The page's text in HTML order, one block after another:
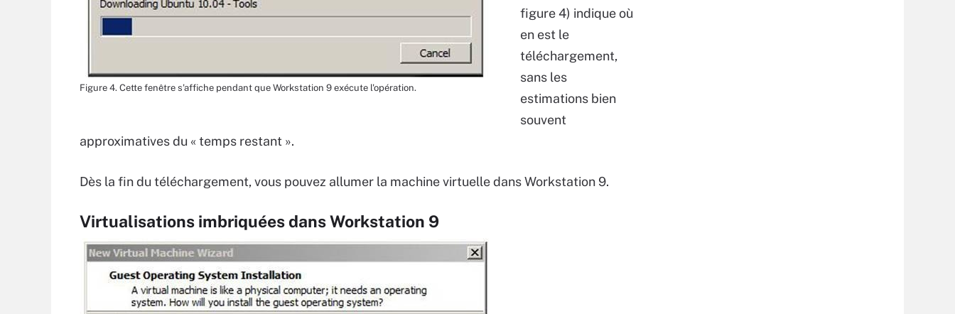
Figure 4. Cette fenêtre s'affiche pendant que Workstation 9 exécute l'opération.
figure 4) indique où
en est le
téléchargement,
sans les
estimations bien
souvent
approximatives du « temps restant ».
Dès la fin du téléchargement, vous pouvez allumer la machine virtuelle dans Workstation 9.
Virtualisations imbriquées dans Workstation 9